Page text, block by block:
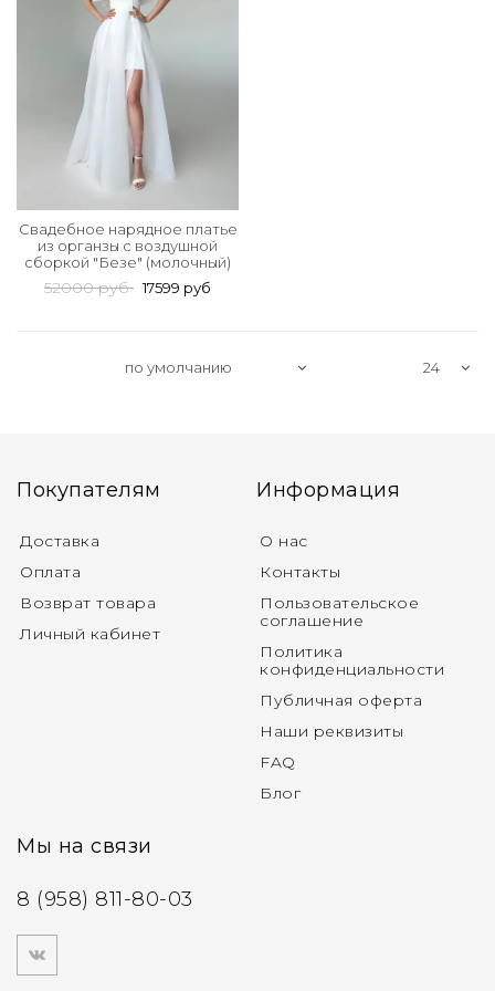
Свадебное нарядное платье
из органзы с воздушной
сборкой "Безе" (молочный)
52000 руб 17599 руб
Покупателям
Доставка
Оплата
Возврат товара
Личный кабинет
Информация
О нас
Контакты
Пользовательское
соглашение
Политика
конфиденциальности
Публичная оферта
Наши реквизиты
FAQ
Блог
Мы на связи
8 (958) 811-80-03